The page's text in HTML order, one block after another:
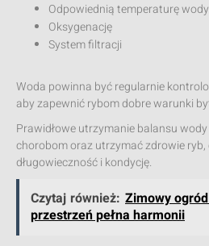
Odpowiednią temperaturę wody
Oksygenację
System filtracji
Woda powinna być regularnie
aby zapewnić rybom dobre warunki
Prawidłowe utrzymanie balansu
chorobom oraz utrzymać zdrowie ryb,
długowieczność i kondycję.
Czytaj również: Zimowy
przestrzeń pełna harmonii